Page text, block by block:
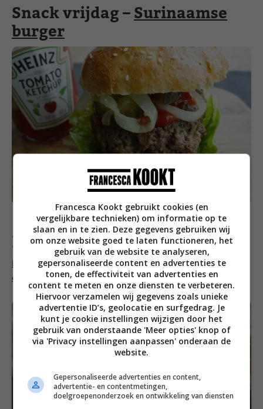
Snack vrijdag – Surinaamse
burger
Francesca’s Week Favorieten
Broodje geitenkaas met geroosterde paprika, shiitake
en rucola
Francesca Kookt gebruikt cookies (en
vergelijkbare technieken) om informatie op te
slaan en in te zien. Deze gegevens gebruiken wij
om onze website goed te laten functioneren, het
gebruik van de website te analyseren,
gepersonaliseerde content en advertenties te
tonen, de effectiviteit van advertenties en
content te meten en onze diensten te verbeteren.
Hiervoor verzamelen wij gegevens zoals unieke
advertentie ID’s, geolocatie en surfgedrag. Je
kunt je cookie instellingen wijzigen door het
gebruik van onderstaande 'Meer opties' knop of
via 'Privacy instellingen aanpassen' onderaan de
website.
Gepersonaliseerde advertenties en content,
advertentie- en contentmetingen,
doelgroepenonderzoek en ontwikkeling van diensten